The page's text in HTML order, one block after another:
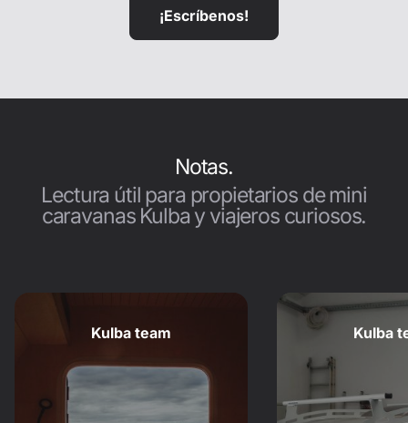
¡Escríbenos!
Notas.
Lectura útil para propietarios de mini
caravanas Kulba y viajeros curiosos.
Kulba team Kulba